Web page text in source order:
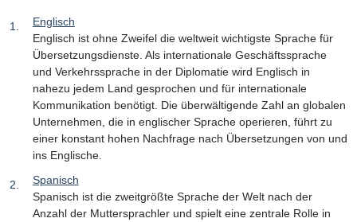
Englisch
Englisch ist ohne Zweifel die weltweit wichtigste Sprache für
Übersetzungsdienste. Als internationale Geschäftssprache
und Verkehrssprache in der Diplomatie wird Englisch in
nahezu jedem Land gesprochen und für internationale
Kommunikation benötigt. Die überwältigende Zahl an globalen
Unternehmen, die in englischer Sprache operieren, führt zu
einer konstant hohen Nachfrage nach Übersetzungen von und
ins Englische.
Spanisch
Spanisch ist die zweitgrößte Sprache der Welt nach der
Anzahl der Muttersprachler und spielt eine zentrale Rolle in